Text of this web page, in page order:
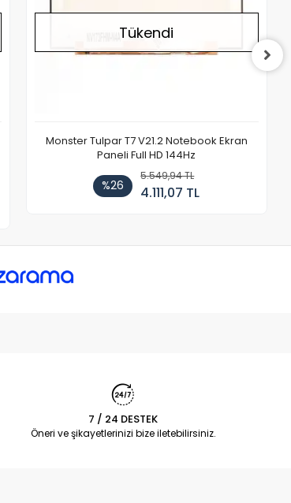
Tükendi
Monster Tulpar T7 V21.2 Notebook Ekran
Paneli Full HD 144Hz
%26
5.549,94 TL
4.111,07 TL
7 / 24 DESTEK
Öneri ve şikayetlerinizi bize iletebilirsiniz.